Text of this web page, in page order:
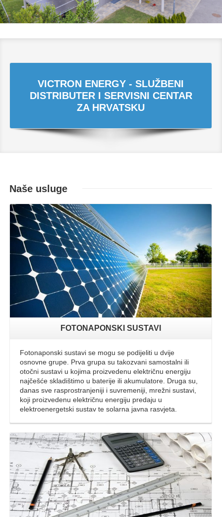
VICTRON ENERGY - SLUŽBENI
DISTRIBUTER I SERVISNI CENTAR
ZA HRVATSKU
Naše usluge
Opširnije
FOTONAPONSKI SUSTAVI
Fotonaponski sustavi se mogu se podijeliti u dvije
osnovne grupe. Prva grupa su takozvani samostalni ili
otočni sustavi u kojima proizvedenu električnu energiju
najčešće skladištimo u baterije ili akumulatore. Druga su,
danas sve rasprostranjeniji i suvremeniji, mrežni sustavi,
koji proizvedenu električnu energiju predaju u
elektroenergetski sustav te solarna javna rasvjeta.
Opširnije